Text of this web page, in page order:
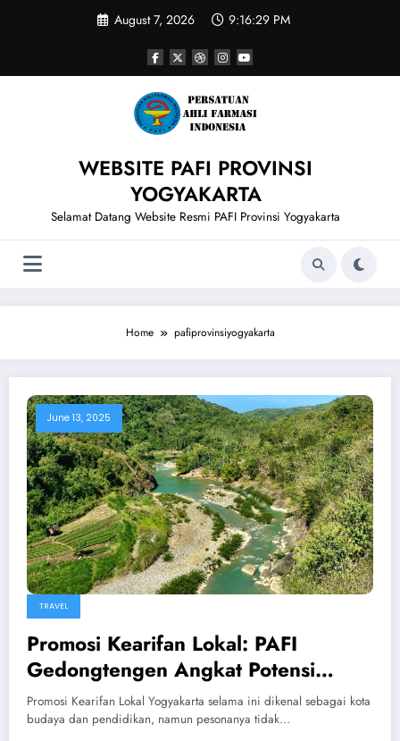
August 7, 2026 9:16:29 PM
WEBSITE PAFI PROVINSI
YOGYAKARTA
Selamat Datang Website Resmi PAFI Provinsi Yogyakarta
Home pafiprovinsiyogyakarta
June 13, 2025
TRAVEL
Promosi Kearifan Lokal: PAFI
Gedongtengen Angkat Potensi
Wisata Kedung Jati Imogiri
Promosi Kearifan Lokal Yogyakarta selama ini dikenal sebagai kota
budaya dan pendidikan, namun pesonanya tidak…